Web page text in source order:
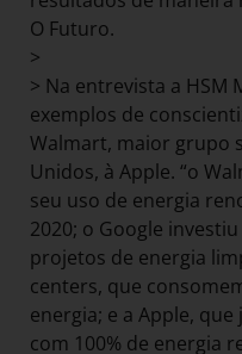
O Futuro.
>
> Na entrevista a HSM
exemplos de
Walmart, maior grupo
Unidos, à Apple. “o
seu uso de energia
2020; o Google
projetos de energia
centers, que
energia; e a Apple,
com 100% de energia